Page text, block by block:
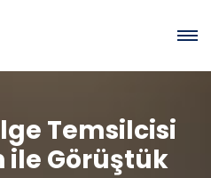
Temsilcisi
ile Görüştük